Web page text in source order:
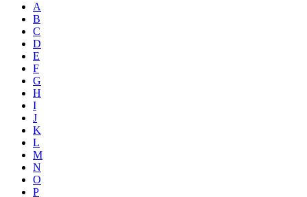
A
B
C
D
E
F
G
H
I
J
K
L
M
N
O
P